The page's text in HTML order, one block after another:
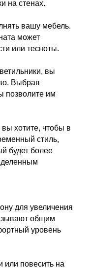
на стенах.
вашу мебель.
может
или тесноты.
вы
Выбрав
позволите им
хотите, чтобы в
стиль,
будет более
для увеличения
общим
уровень
или повесить на